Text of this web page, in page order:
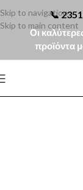
📞
Οι
προϊόντα
Skip to navigation
Skip to main content